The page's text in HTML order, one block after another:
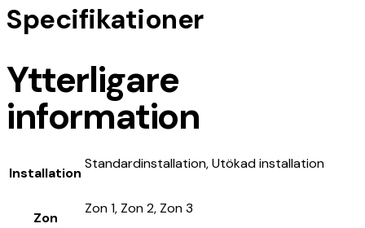
Specifikationer
Ytterligare
information
Installation
Standardinstallation, Utökad installation
Zon
Zon 1, Zon 2, Zon 3